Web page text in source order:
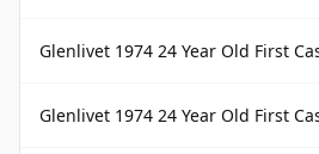
Glenlivet 1974 24 Year Old First
Glenlivet 1974 24 Year Old First